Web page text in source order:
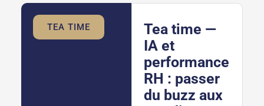
TEA TIME
Tea time —
IA et
performance
RH : passer
du buzz aux